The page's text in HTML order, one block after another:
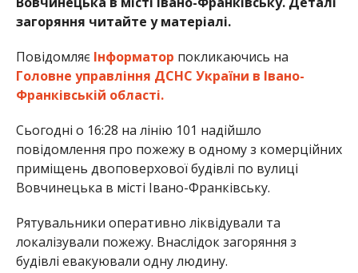
загоряння читайте у матеріалі.
Повідомляє Інформатор покликаючись на
Головне управління ДСНС України в Івано-
Франківській області.
Сьогодні о 16:28 на лінію 101 надійшло
повідомлення про пожежу в одному з комерційних
приміщень двоповерхової будівлі по вулиці
Вовчинецька в місті Івано-Франківську.
Рятувальники оперативно ліквідували та
локалізували пожежу. Внаслідок загоряння з
будівлі евакуювали одну людину.